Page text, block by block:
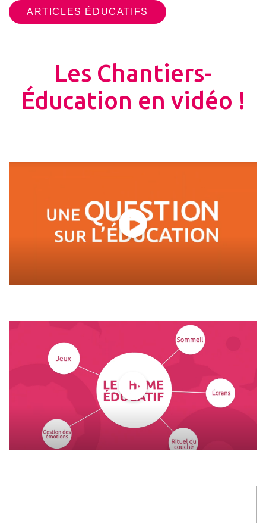
ARTICLES ÉDUCATIFS
Les Chantiers-
Éducation en vidéo !